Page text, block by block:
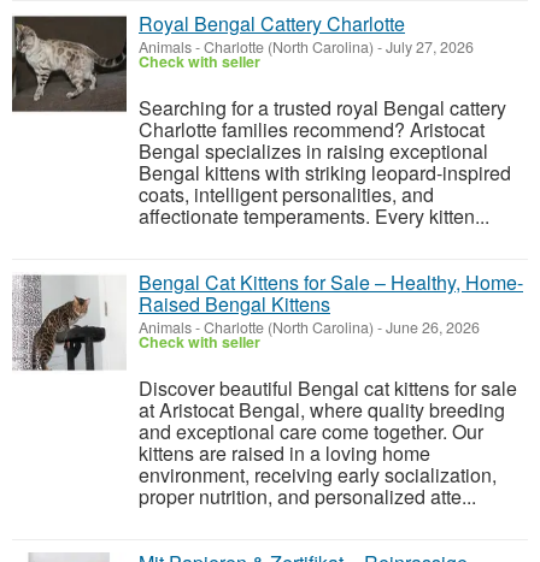
Royal Bengal Cattery Charlotte
Animals-Charlotte (North Carolina) -July 27, 2026
Check with seller
Searching for a trusted royal Bengal cattery
Charlotte families recommend? Aristocat
Bengal specializes in raising exceptional
Bengal kittens with striking leopard-inspired
coats, intelligent personalities, and
affectionate temperaments. Every kitten...
Bengal Cat Kittens for Sale – Healthy, Home-
Raised Bengal Kittens
Animals-Charlotte (North Carolina) -June 26, 2026
Check with seller
Discover beautiful Bengal cat kittens for sale
at Aristocat Bengal, where quality breeding
and exceptional care come together. Our
kittens are raised in a loving home
environment, receiving early socialization,
proper nutrition, and personalized atte...